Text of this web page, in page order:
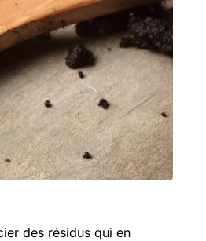
des résidus qui en